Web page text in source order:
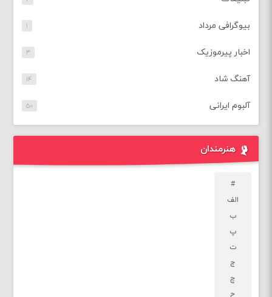
بیوگرافی مرداد ۱
اخبار پیرموزیک ۳
آهنگ شاد ۱۴
آلبوم ایرانی ۵۰
هنرمندان
#
الف
ب
پ
ت
ج
چ
ح